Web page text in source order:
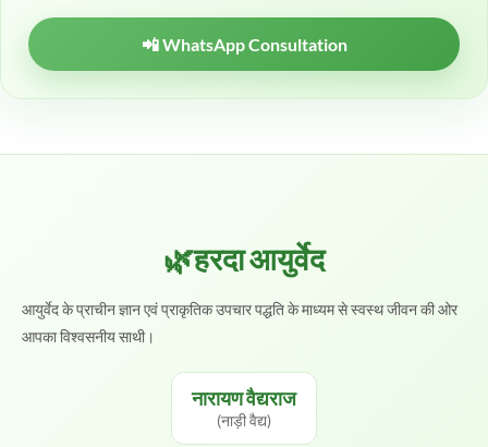
📲 WhatsApp Consultation
🌿हरदा आयुर्वेद
आयुर्वेद के प्राचीन ज्ञान एवं प्राकृतिक उपचार पद्धति के माध्यम से स्वस्थ जीवन की ओर
आपका विश्वसनीय साथी।
नारायण वैद्यराज
(नाड़ी वैद्य)